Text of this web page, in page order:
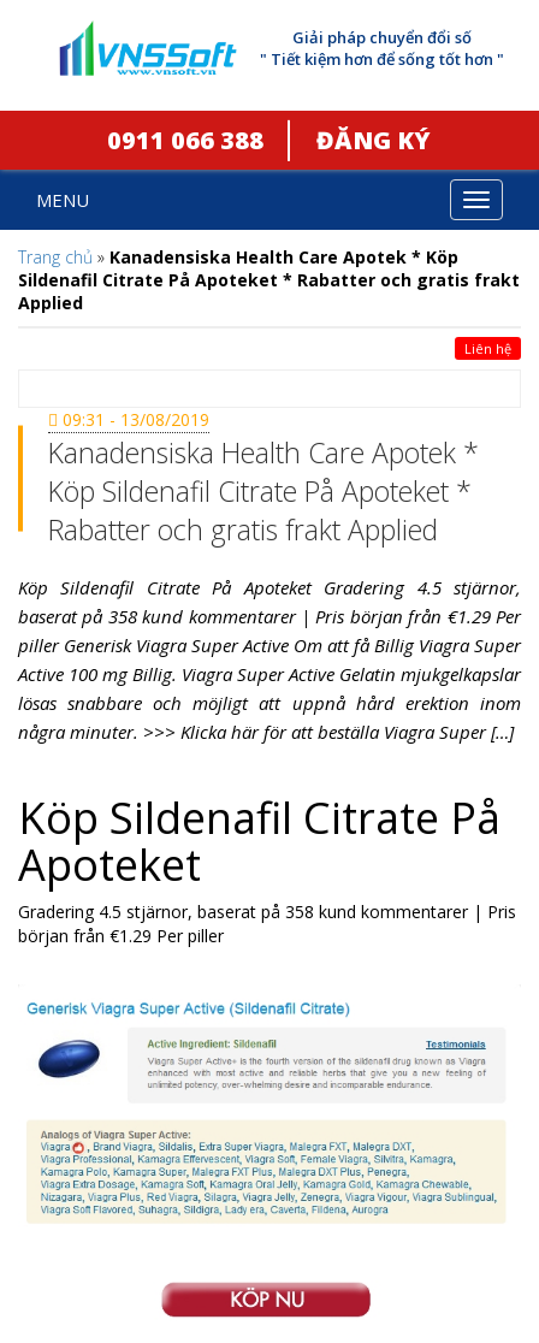
Giải pháp chuyển đổi số
" Tiết kiệm hơn để sống tốt hơn "
0911 066 388 ĐĂNG KÝ
Toggle
MENU
Trang chủ » Kanadensiska Health Care Apotek * Köp
Sildenafil Citrate På Apoteket * Rabatter och gratis frakt
Applied
Liên hệ
09:31 - 13/08/2019
Kanadensiska Health Care Apotek *
Köp Sildenafil Citrate På Apoteket *
Rabatter och gratis frakt Applied
Köp Sildenafil Citrate På Apoteket Gradering 4.5 stjärnor,
baserat på 358 kund kommentarer | Pris början från €1.29 Per
piller Generisk Viagra Super Active Om att få Billig Viagra Super
Active 100 mg Billig. Viagra Super Active Gelatin mjukgelkapslar
lösas snabbare och möjligt att uppnå hård erektion inom
några minuter. >>> Klicka här för att beställa Viagra Super […]
Köp Sildenafil Citrate På
Apoteket
Gradering 4.5 stjärnor, baserat på 358 kund kommentarer| Pris
början från €1.29 Per piller